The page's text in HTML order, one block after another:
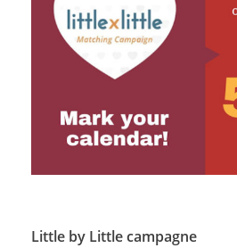
Little by Little campagne